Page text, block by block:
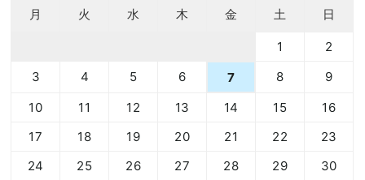
月 火 水 木 金 土 日
1
2
3
4 5 6 7 8
9
10
11 12 13 14 15
16
17
18 19 20 21 22
23
24
25 26 27 28 29
30